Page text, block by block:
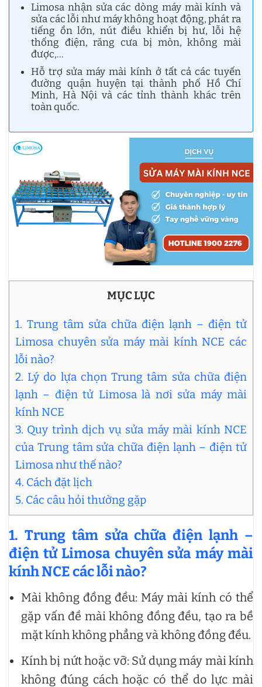
Limosa nhận sửa các dòng máy mài kính và
sửa các lỗi như máy không hoạt động, phát ra
tiếng ồn lớn, nút điều khiển bị hư, lỗi hệ
thống điện, răng cưa bị mòn, không mài
được,…
Hỗ trợ sửa máy mài kính ở tất cả các tuyến
đường quận huyện tại thành phố Hồ Chí
Minh, Hà Nội và các tỉnh thành khác trên
toàn quốc.
MỤC LỤC
1. Trung tâm sửa chữa điện lạnh – điện tử
Limosa chuyên sửa máy mài kính NCE các
lỗi nào?
2. Lý do lựa chọn Trung tâm sửa chữa điện
lạnh – điện tử Limosa là nơi sửa máy mài
kính NCE
3. Quy trình dịch vụ sửa máy mài kính NCE
của Trung tâm sửa chữa điện lạnh – điện tử
Limosa như thế nào?
4. Cách đặt lịch
5. Các câu hỏi thường gặp
1. Trung tâm sửa chữa điện lạnh –
điện tử Limosa chuyên sửa máy mài
kính NCE các lỗi nào?
Mài không đồng đều: Máy mài kính có thể
gặp vấn đề mài không đồng đều, tạo ra bề
mặt kính không phẳng và không đồng đều.
Kính bị nứt hoặc vỡ: Sử dụng máy mài kính
không đúng cách hoặc có thể do lực mài